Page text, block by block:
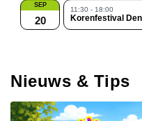
SEP
20
11:30 - 18:00
Korenfestival
Nieuws & Tips